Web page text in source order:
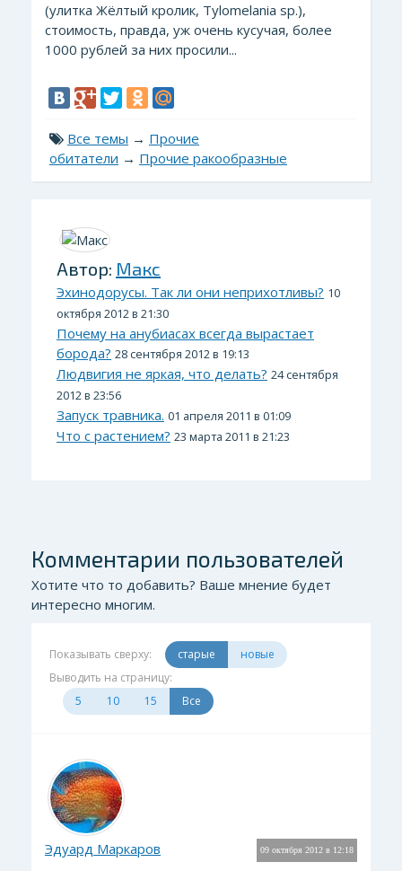
(улитка Жёлтый кролик, Tylomelania sp.),
стоимость, правда, уж очень кусучая, более
1000 рублей за них просили...
Все темы → Прочие
обитатели → Прочие ракообразные
Автор: Макс
Эхинодорусы. Так ли они неприхотливы? 10
октября 2012 в 21:30
Почему на анубиасах всегда вырастает
борода? 28 сентября 2012 в 19:13
Людвигия не яркая, что делать? 24 сентября
2012 в 23:56
Запуск травника. 01 апреля 2011 в 01:09
Что с растением? 23 марта 2011 в 21:23
Комментарии пользователей
Хотите что то добавить? Ваше мнение будет
интересно многим.
Показывать сверху: старые
новые
Выводить на страницу:
5
10 15 Все
09 октября 2012 в 12:18
Эдуард Маркаров